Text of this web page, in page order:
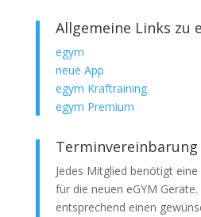
Allgemeine Links zu
egym
neue App
egym Kraftraining
egym Premium
Jedes Mitglied benötigt
für die neuen eGYM
entsprechend einen